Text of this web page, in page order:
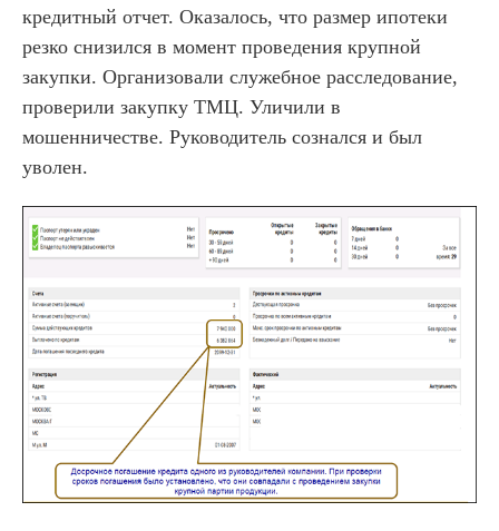
кредитный отчет. Оказалось, что размер ипотеки
резко снизился в момент проведения крупной
закупки. Организовали служебное расследование,
проверили закупку ТМЦ. Уличили в
мошенничестве. Руководитель сознался и был
уволен.